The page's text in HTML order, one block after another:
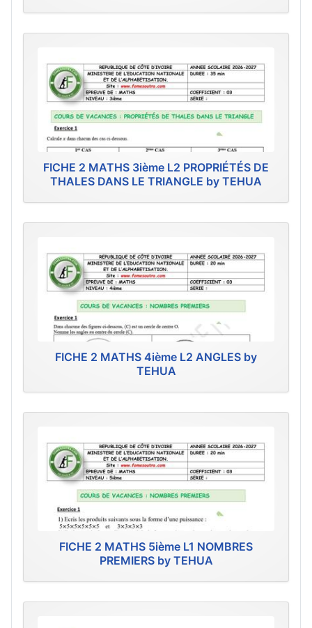
FICHE 2 MATHS 3ième L2 PROPRIÉTÉS DE
THALES DANS LE TRIANGLE by TEHUA
FICHE 2 MATHS 4ième L2 ANGLES by
TEHUA
FICHE 2 MATHS 5ième L1 NOMBRES
PREMIERS by TEHUA